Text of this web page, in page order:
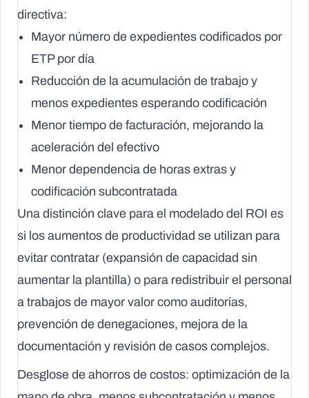
directiva:
Mayor número de expedientes codificados por
ETP por día
Reducción de la acumulación de trabajo y
menos expedientes esperando codificación
Menor tiempo de facturación, mejorando la
aceleración del efectivo
Menor dependencia de horas extras y
codificación subcontratada
Una distinción clave para el modelado del ROI es
si los aumentos de productividad se utilizan para
evitar contratar (expansión de capacidad sin
aumentar la plantilla) o para redistribuir el personal
a trabajos de mayor valor como auditorías,
prevención de denegaciones, mejora de la
documentación y revisión de casos complejos.
Desglose de ahorros de costos: optimización de la